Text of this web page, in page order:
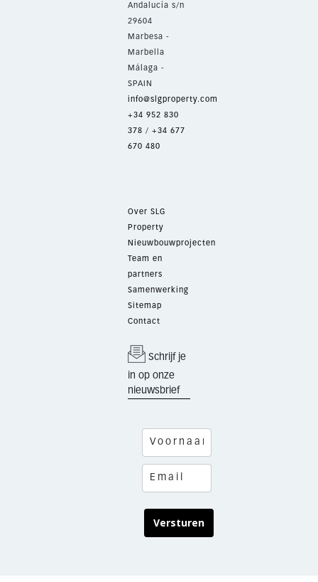
Andalucía s/n
29604
Marbesa -
Marbella
Málaga -
SPAIN
info@slgproperty.com
+34 952 830
378 / +34 677
670 480
Over SLG
Property
Nieuwbouwprojecten
Team en
partners
Samenwerking
Sitemap
Contact
Schrijf je
in op onze
nieuwsbrief
Versturen